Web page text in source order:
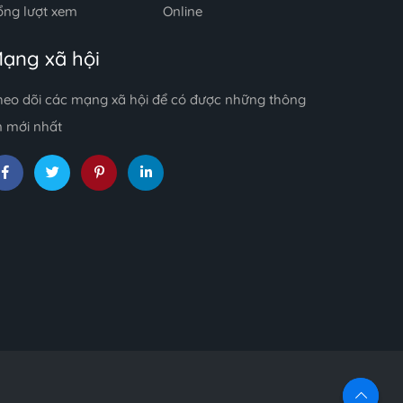
lượt xem Online
xã hội
dõi các mạng xã hội để có được những thông
mới nhất